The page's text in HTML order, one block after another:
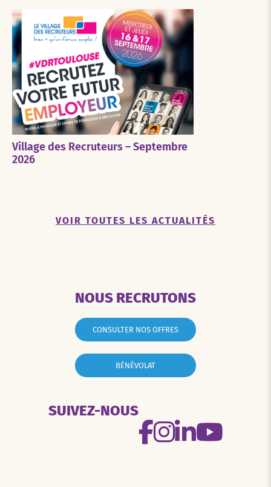
Village des Recruteurs – Septembre
2026
VOIR TOUTES LES ACTUALITÉS
NOUS RECRUTONS
CONSULTER NOS OFFRES
BÉNÉVOLAT
SUIVEZ-NOUS